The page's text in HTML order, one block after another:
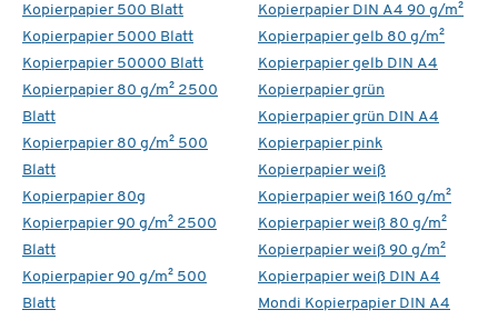
Kopierpapier 500 Blatt
Kopierpapier 5000 Blatt
Kopierpapier 50000 Blatt
Kopierpapier 80 g/m² 2500
Blatt
Kopierpapier 80 g/m² 500
Blatt
Kopierpapier 80g
Kopierpapier 90 g/m² 2500
Blatt
Kopierpapier 90 g/m² 500
Blatt
Kopierpapier DIN A4 90 g/m²
Kopierpapier gelb 80 g/m²
Kopierpapier gelb DIN A4
Kopierpapier grün
Kopierpapier grün DIN A4
Kopierpapier pink
Kopierpapier weiß
Kopierpapier weiß 160 g/m²
Kopierpapier weiß 80 g/m²
Kopierpapier weiß 90 g/m²
Kopierpapier weiß DIN A4
Mondi Kopierpapier DIN A4